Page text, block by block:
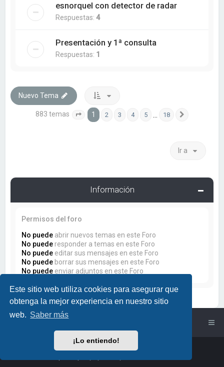
Este sitio web utiliza cookies para asegurar que
obtenga la mejor experiencia en nuestro sitio
web. Saber más
¡Lo entiendo!
esnorquel con detector de radar
Respuestas:4
Presentación y 1ª consulta
Respuestas: 1
Nuevo Tema
883 temas Página 1de 18
1 2 3 4 5 18
Ir a
Información
Permisos del foro
No puede abrir nuevos temas en este Foro
No puede responder a temas en este Foro
No puede editar sus mensajes en este Foro
No puede borrar sus mensajes en este Foro
No puede enviar adjuntos en este Foro
phpBB
PlanetStyles